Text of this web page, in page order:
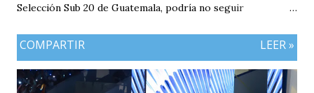
Selección Sub 20 de Guatemala, podría no seguir
Cruz Azul de México iniciará a realizar su pretemporada.
vivía en Estados Unidos antes de ir a ser una prueba a la
COMPARTIR LEER »